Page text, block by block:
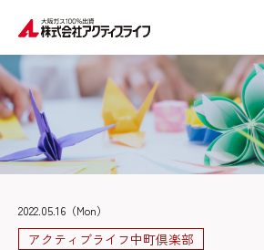
2022.05.16（Mon）
アクティブライフ中町倶楽部